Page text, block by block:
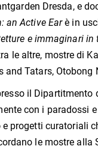
Dresda, e
an Active Earè in
e immaginari in
le altre, mostre di
Tatars, Otobong
il Dipartitmento
con i paradossi
progetti curatoriali
le mostre alla